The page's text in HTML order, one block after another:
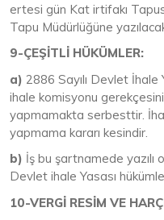
ertesi gün Kat irtifakı
Tapu Müdürlüğüne
9-ÇEŞİTLİ HÜKÜMLER:
a) 2886 Sayılı Devlet İhale
ihale komisyonu
yapmamakta serbesttir.
yapmama kararı kesindir.
b) İş bu şartnamede yazılı
Devlet ihale Yasası
10-VERGİ RESİM VE